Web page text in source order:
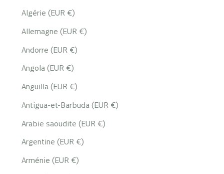
Algérie (EUR €)
Allemagne (EUR €)
Andorre (EUR €)
Angola (EUR €)
Anguilla (EUR €)
Antigua-et-Barbuda (EUR €)
Arabie saoudite (EUR €)
Argentine (EUR €)
Arménie (EUR €)